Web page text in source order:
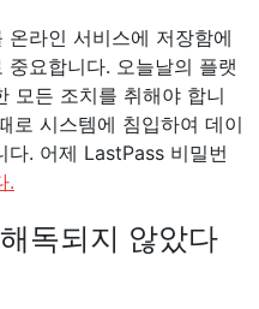
라인 서비스에 저장함에
요합니다. 오늘날의 플랫
모든 조치를 취해야 합니
로 시스템에 침입하여 데이
다. 어제 LastPass 비밀번
.
독되지 않았다